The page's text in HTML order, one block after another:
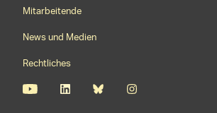
Mitarbeitende
News und Medien
Rechtliches